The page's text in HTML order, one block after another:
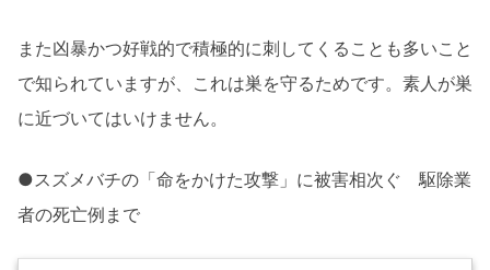
また凶暴かつ好戦的で積極的に刺してくることも多いこと
で知られていますが、これは巣を守るためです。素人が巣
に近づいてはいけません。
●スズメバチの「命をかけた攻撃」に被害相次ぐ 駆除業
者の死亡例まで